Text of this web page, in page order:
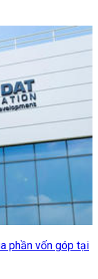
phần vốn góp tại